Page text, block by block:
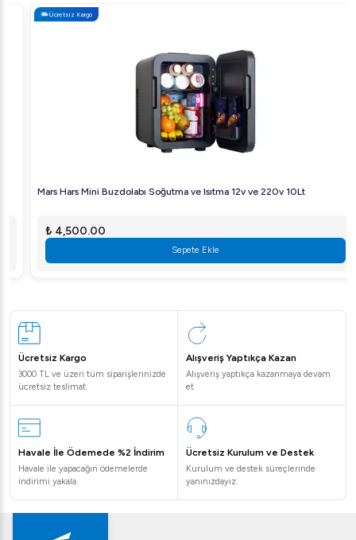
Ücretsiz Kargo
Mars Hars Mini Buzdolabı Soğutma ve Isıtma 12v ve 220v 10Lt
₺ 4,500.00
Sepete Ekle
Ücretsiz Kargo
3000 TL ve üzeri tüm siparişlerinizde
ücretsiz teslimat.
Alışveriş Yaptıkça Kazan
Alışveriş yaptıkça kazanmaya devam
et
Havale İle Ödemede %2 İndirim
Havale ile yapacağın ödemelerde
indirimi yakala
Ücretsiz Kurulum ve Destek
Kurulum ve destek süreçlerinde
yanınızdayız.